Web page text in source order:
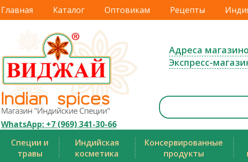
Главная Каталог Оптовикам Рецепты
WhatsApp: +7 (969) 341-30-66
Адреса
Экспресс-
Специи и
травы
Индийская
косметика
Консервированные
продукты